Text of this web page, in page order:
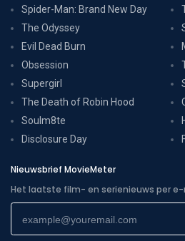
Spider-Man: Brand New Day
The Odyssey
Evil Dead Burn
Obsession
Supergirl
The Death of Robin Hood
Soulm8te
Disclosure Day
Nieuwsbrief MovieMeter
Het laatste film- en serienieuws per